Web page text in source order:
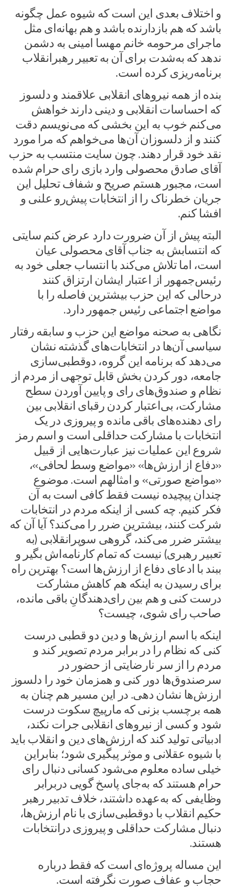
و اختلاف بعدی این است که شیوه عمل چگونه
باشد که هم بازدارنده باشد و هم بهانه‌ای مثل
ماجرای مرحومه خانم مهسا امینی به دشمن
ندهد که به‌شدت برای آن به تعبیر رهبرانقلاب
برنامه‌ریزی کرده است.
بنده از همه نیرو‌های انقلابی علاقمند و دلسوز
که احساسات انقلابی و دینی دارند خواهش
می‌کنم خوب به این بخشی که می‌نویسم دقت
کنند و از دلسوزان آن‌ها می‌خواهم که مرا مورد
نقد خود قرار دهند. چون سایت منتسب به حزب
آقای صادق محصولی وارد بازی رای حرام شده
است، مجبور هستم صریح و شفاف تحلیل این
جریان خطرناک را از انتخابات پیش‌رو علنی و
افشا کنم.
البته پیش از آن ضرورت دارد عرض کنم سایتی
که انتسابش به جناب آقای محصولی عیان
است، اما تلاش می‌کند با انتساب جعلی خود به
رئیس‌جمهور از اعتبار ایشان ارتزاق کنند
درحالی که این حزب بیشترین فاصله را با
مواضع اجتماعی رئیس جمهور دارد.
نگاهی به صحنه مواضع این حزب و سابقه رفتار
سیاسی آن‌ها در انتخابات‌های گذشته نشان
می‌دهد که برنامه این گروه، دوقطبی‌سازی
جامعه، دور کردن بخش قابل توجهی از مردم از
نظام و صندوق‌های رای و پایین آوردن سطح
مشارکت، بی‌اعتبار کردن رقبای انقلابی بین
رای دهنده‌های باقی مانده و پیروزی در یک
انتخابات با مشارکت حداقلی است و اسم رمز
شروع این عملیات نیز عبارت‌هایی از قبیل
«دفاع از ارزش‌ها» «مواضع وسط لحافی»،
«مواضع صورتی» و امثالهم است. موضوع
چندان پیچیده نیست فقط کافی است به آن
فکر کنیم. چه کسی از اینکه مردم در انتخابات
شرکت کنند، بیشترین ضرر را می‌کند؟ آیا آن که
بیشتر ضرر می‌کند، گروهی سوپرانقلابی (به
تعبیر رهبری) نیست که تمام کارنامه‌اش بگیر و
ببند با ادعای دفاع از ارزش‌ها است؟ بهترین راه
برای رسیدن به اینکه هم کاهش مشارکت
درست کنی و هم بین رای‌دهندگانِ باقی مانده،
صاحب رای شوی، چیست؟
اینکه با اسم ارزش‌ها و دین دو قطبی درست
کنی که نظام را در برابر مردم تصویر کند و
مردم را از سر نارضایتی از حضور در
سرصندوق‌ها دور کنی و همزمان خود را دلسوز
ارزش‌ها نشان دهی. در این مسیر هم چنان به
همه برچسب بزنی که مارپیچ سکوت درست
شود و کسی از نیرو‌های انقلابی جرات نکند،
ادبیاتی تولید کند که ارزش‌های دین و انقلاب باید
با شیوه عقلانی و موثر پیگیری شود؛ بنابراین
خیلی ساده معلوم می‌شود کسانی دنبال رای
حرام هستند که به‌جای پاسخ گویی دربرابر
وظایفی که به‌عهده داشتند، خلاف تدبیر رهبر
حکیم انقلاب با دوقطبی‌سازی با نام ارزش‌ها،
دنبال مشارکت حداقلی و پیروزی درانتخابات
هستند.
این مساله پروژه‌ای است که فقط درباره
حجاب و عفاف صورت نگرفته است.